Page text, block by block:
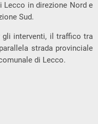
Lecco in direzione Nord e
Sud.
gli interventi, il traffico tra
strada provinciale
di Lecco.